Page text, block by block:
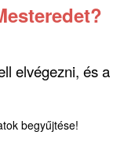
elvégezni, és a
begyűjtése!